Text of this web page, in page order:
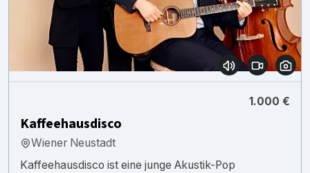
1.000 €
Kaffeehausdisco
Wiener Neustadt
Kaffeehausdisco ist eine junge Akustik-Pop